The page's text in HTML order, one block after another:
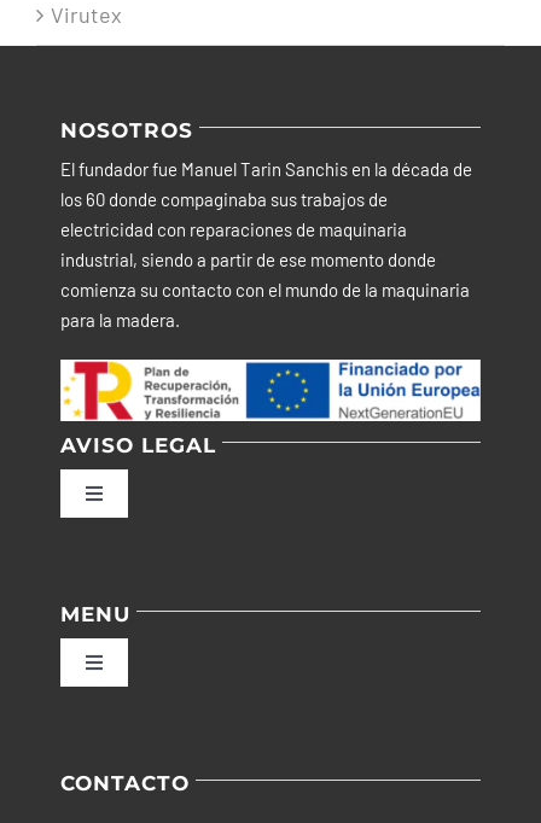
Virutex
NOSOTROS
El fundador fue Manuel Tarin Sanchis en la década de
los 60 donde compaginaba sus trabajos de
electricidad con reparaciones de maquinaria
industrial, siendo a partir de ese momento donde
comienza su contacto con el mundo de la maquinaria
para la madera.
AVISO LEGAL
Toggle
Condiciones de uso
Accesibilidad
MENU
Toggle
CONTACTO